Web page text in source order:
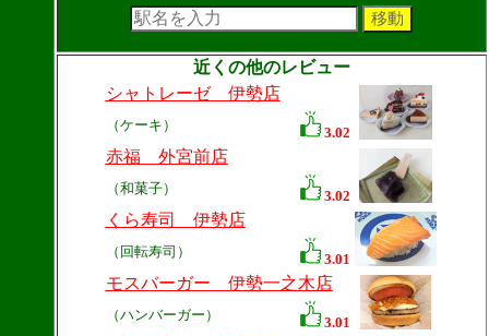
近くの他のレビュー
シャトレーゼ 伊勢店
（ケーキ） 3.02
赤福 外宮前店
（和菓子） 3.02
くら寿司 伊勢店
（回転寿司） 3.01
モスバーガー 伊勢一之木店
（ハンバーガー） 3.01